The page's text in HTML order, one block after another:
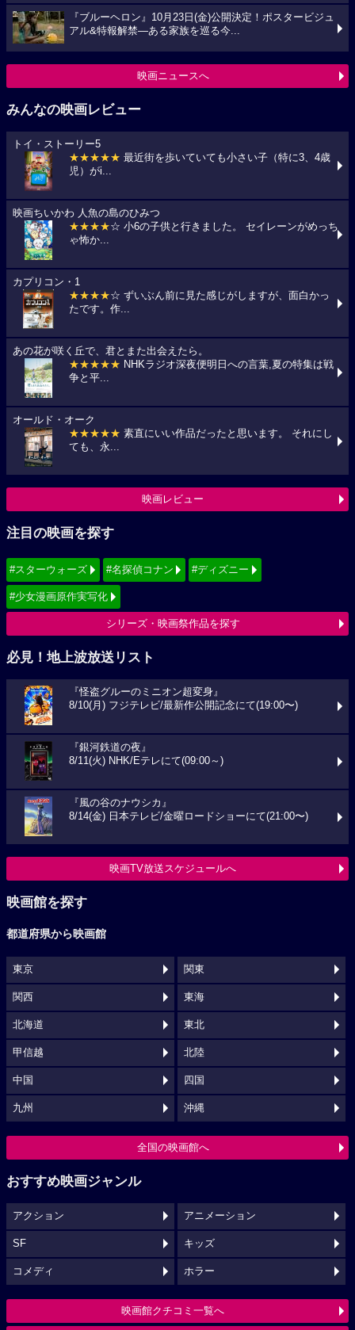
『ブルーヘロン』10月23日(金)公開決定！ポスタービジュ
アル&特報解禁―ある家族を巡る今...
映画ニュースへ
みんなの映画レビュー
トイ・ストーリー5
★★★★★ 最近街を歩いていても小さい子（特に3、4歳
児）がi...
映画ちいかわ 人魚の島のひみつ
★★★★☆ 小6の子供と行きました。 セイレーンがめっち
ゃ怖か...
カプリコン・1
★★★★☆ ずいぶん前に見た感じがしますが、面白かっ
たです。作...
あの花が咲く丘で、君とまた出会えたら。
★★★★★ NHKラジオ深夜便明日への言葉,夏の特集は戦
争と平...
オールド・オーク
★★★★★ 素直にいい作品だったと思います。 それにし
ても、永...
映画レビュー
注目の映画を探す
#スターウォーズ #名探偵コナン #ディズニー
#少女漫画原作実写化
シリーズ・映画祭作品を探す
必見！地上波放送リスト
『怪盗グルーのミニオン超変身』
8/10(月) フジテレビ/最新作公開記念にて(19:00〜)
『銀河鉄道の夜』
8/11(火) NHK/Eテレにて(09:00～)
『風の谷のナウシカ』
8/14(金) 日本テレビ/金曜ロードショーにて(21:00〜)
映画TV放送スケジュールへ
映画館を探す
都道府県から映画館
東京 関東
関西 東海
北海道 東北
甲信越 北陸
中国 四国
九州 沖縄
全国の映画館へ
おすすめ映画ジャンル
アクション アニメーション
SF キッズ
コメディ ホラー
映画館クチコミ一覧へ